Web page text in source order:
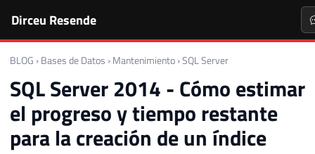
Dirceu Resende
BLOG › Bases de Datos › Mantenimiento ›SQL Server
SQL Server 2014 - Cómo estimar
el progreso y tiempo restante
para la creación de un índice